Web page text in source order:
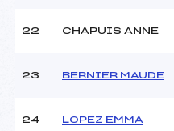
22 CHAPUIS ANNE
23 BERNIER MAUDE
24 LOPEZ EMMA